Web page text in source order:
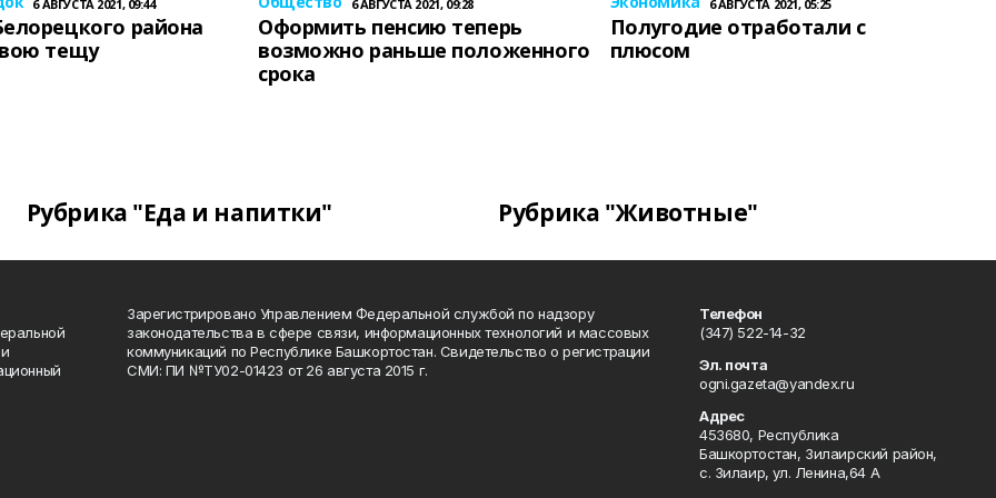
6 АВГУСТА 2021, 09:44
района
тещу
6 АВГУСТА 2021, 09:28
Оформить пенсию теперь
возможно раньше положенного
срока
6 АВГУСТА 2021, 05:25
Полугодие отработали с
плюсом
Рубрика "Еда и напитки" Рубрика "Животные"
Зарегистрировано Управлением Федеральной службой по надзору
законодательства в сфере связи, информационных технологий и массовых
коммуникаций по Республике Башкортостан. Свидетельство о регистрации
СМИ: ПИ №ТУ02-01423 от 26 августа 2015 г.
Телефон
(347) 522-14-32
Эл. почта
ogni.gazeta@yandex.ru
Адрес
453680, Республика
Башкортостан, Зилаирский район,
с. Зилаир, ул. Ленина,64 А